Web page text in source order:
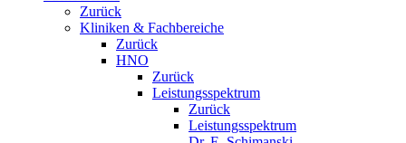
Zurück
Kliniken & Fachbereiche
Zurück
HNO
Zurück
Leistungsspektrum
Zurück
Leistungsspektrum